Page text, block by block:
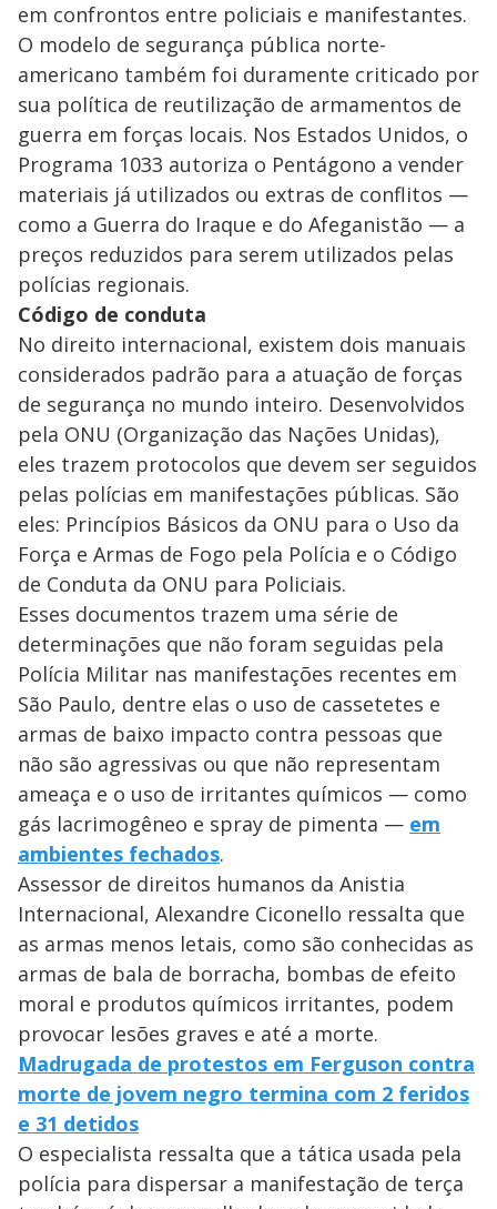
em confrontos entre policiais e manifestantes.
O modelo de segurança pública norte-
americano também foi duramente criticado por
sua política de reutilização de armamentos de
guerra em forças locais. Nos Estados Unidos, o
Programa 1033 autoriza o Pentágono a vender
materiais já utilizados ou extras de conflitos —
como a Guerra do Iraque e do Afeganistão — a
preços reduzidos para serem utilizados pelas
polícias regionais.
Código de conduta
No direito internacional, existem dois manuais
considerados padrão para a atuação de forças
de segurança no mundo inteiro. Desenvolvidos
pela ONU (Organização das Nações Unidas),
eles trazem protocolos que devem ser seguidos
pelas polícias em manifestações públicas. São
eles: Princípios Básicos da ONU para o Uso da
Força e Armas de Fogo pela Polícia e o Código
de Conduta da ONU para Policiais.
Esses documentos trazem uma série de
determinações que não foram seguidas pela
Polícia Militar nas manifestações recentes em
São Paulo, dentre elas o uso de cassetetes e
armas de baixo impacto contra pessoas que
não são agressivas ou que não representam
ameaça e o uso de irritantes químicos — como
gás lacrimogêneo e spray de pimenta — em
ambientes fechados.
Assessor de direitos humanos da Anistia
Internacional, Alexandre Ciconello ressalta que
as armas menos letais, como são conhecidas as
armas de bala de borracha, bombas de efeito
moral e produtos químicos irritantes, podem
provocar lesões graves e até a morte.
Madrugada de protestos em Ferguson contra
morte de jovem negro termina com 2 feridos
e 31 detidos
O especialista ressalta que a tática usada pela
polícia para dispersar a manifestação de terça